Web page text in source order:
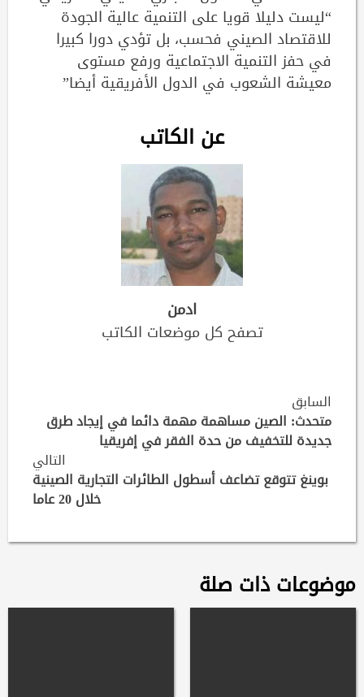
“ليست دليلا قويا على التنمية عالية الجودة
للاقتصاد الصيني فحسب، بل تؤدي دورا كبيرا
في حفز التنمية الاجتماعية ورفع مستوى
معيشة الشعوب في الدول الأفريقية أيضا”
عن الكاتب
ادمن
تصفح كل موضعات الكاتب
Continue
Reading
السابق
متحدث: الصين مساهمة مهمة دائما في إيجاد طرق
جديدة للتخفيف من حدة الفقر في إفريقيا
التالي
بوينغ تتوقع تضاعف أسطول الطائرات التجارية الصينية
خلال 20 عاما
موضوعات ذات صلة